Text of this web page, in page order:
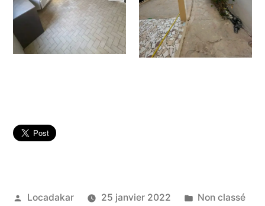
Publié
Locadakar 25 janvier 2022
Publié
Non classé